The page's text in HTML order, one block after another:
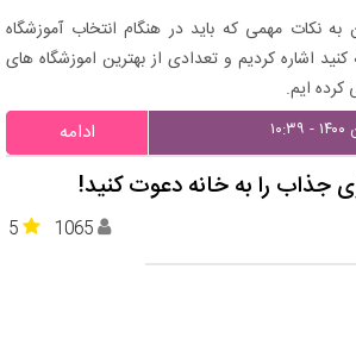
نکات مهمی که باید در هنگام انتخاب آموزشگاه
اشاره کردیم و تعدادی از بهترین اموزشگاه های
کرده ایم.
ادامه
5 1065